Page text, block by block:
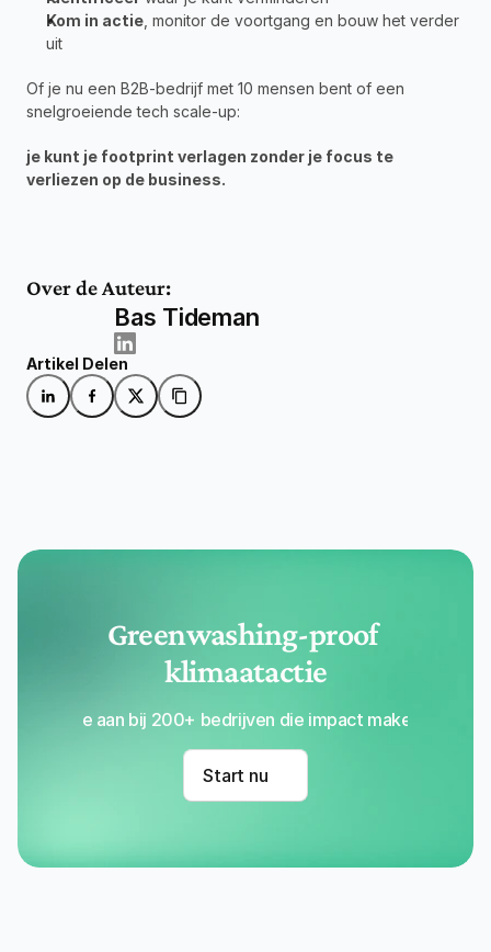
Kom in actie , monitor de voortgang en bouw het verder
uit
Of je nu een B2B-bedrijf met 10 mensen bent of een
snelgroeiende tech scale-up:
je kunt je footprint verlagen zonder je focus te
verliezen op de business.
Over de Auteur:
Bas Tideman
Artikel Delen
Greenwashing-proof
klimaatactie
Sluit je aan bij 200+ bedrijven die impact maken met
Start nu